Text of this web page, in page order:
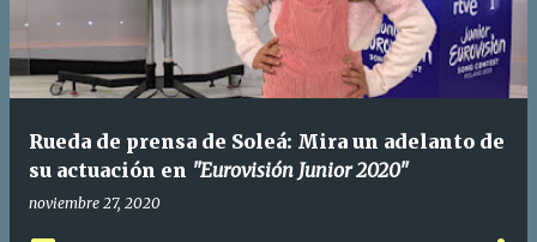
Rueda de prensa de Soleá: Mira un adelanto de
su actuación en "Eurovisión Junior 2020"
noviembre 27, 2020